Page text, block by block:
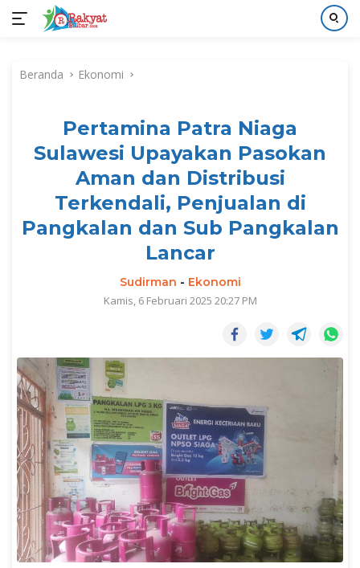
kontenBeranda Ekonomi
Pertamina Patra Niaga
Sulawesi Upayakan Pasokan
Aman dan Distribusi
Terkendali, Penjualan di
Pangkalan dan Sub Pangkalan
Lancar
Sudirman - Ekonomi
Kamis, 6 Februari 2025 20:27 PM